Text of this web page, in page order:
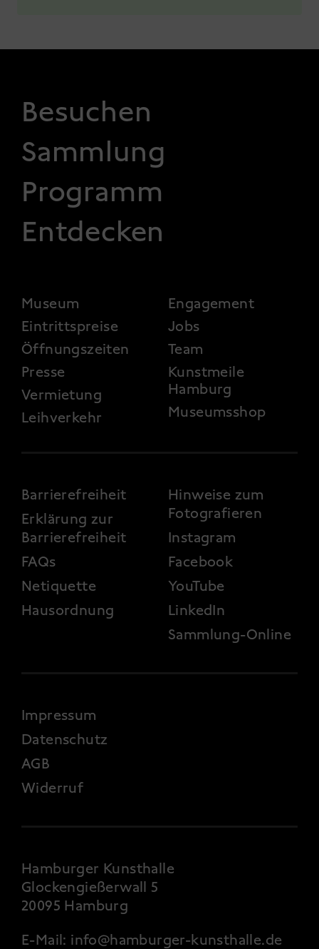
FOOTER 1
Besuchen
Sammlung
Programm
Entdecken
FOOTER 2
Museum
Eintrittspreise
Öffnungszeiten
Presse
Vermietung
Leihverkehr
Engagement
Jobs
Team
Kunstmeile
Hamburg
Museumsshop
FOOTER 3
Barrierefreiheit
Erklärung zur
Barrierefreiheit
FAQs
Netiquette
Hausordnung
Hinweise zum
Fotografieren
Instagram
Facebook
YouTube
LinkedIn
Sammlung-Online
FOOTER 4
Impressum
Datenschutz
AGB
Widerruf
Hamburger Kunsthalle
Glockengießerwall 5
20095 Hamburg
E-Mail: info@hamburger-kunsthalle.de